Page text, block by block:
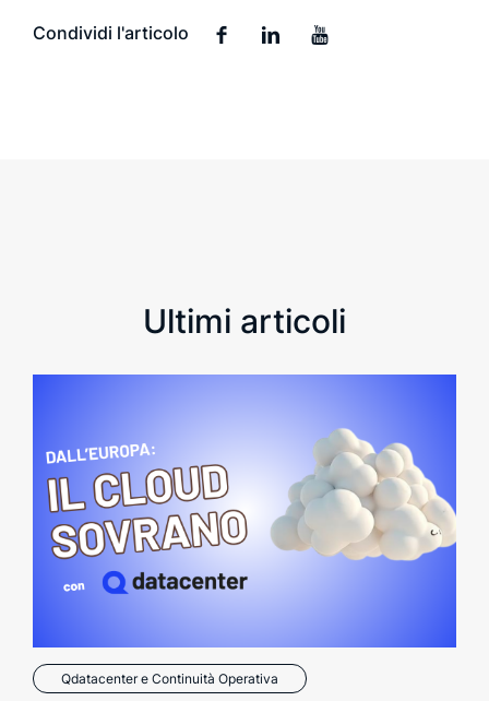
Condividi l'articolo
Ultimi articoli
Qdatacenter e Continuità Operativa